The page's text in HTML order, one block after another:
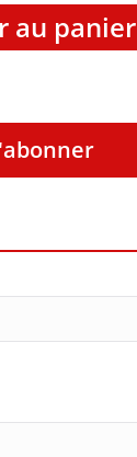
au panier